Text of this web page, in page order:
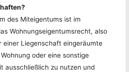
des Miteigentums ist im
Wohnungseigentumsrecht, also
einer Liegenschaft eingeräumte
oder eine sonstige
ausschließlich zu nutzen und